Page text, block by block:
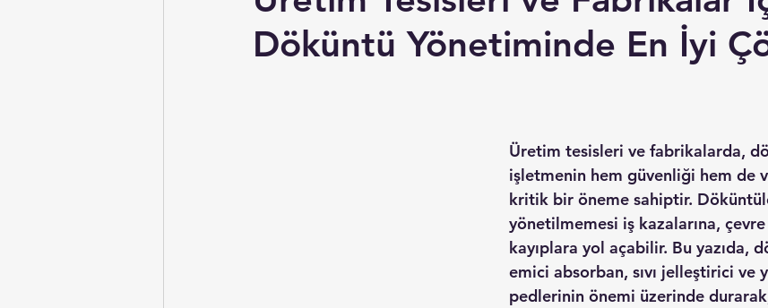
Döküntü Yönetiminde En İyi
Üretim tesisleri ve fabrikalarda,
işletmenin hem güvenliği hem de
kritik bir öneme sahiptir.
yönetilmemesi iş kazalarına,
kayıplara yol açabilir. Bu yazıda,
emici absorban, sıvı jelleştirici ve
pedlerinin önemi üzerinde